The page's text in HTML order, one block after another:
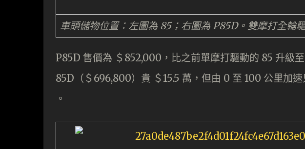
車頭儲物位置：左圖為 85；右圖為 P85D。雙摩打全輪
P85D 售價為 ＄852,000，比之前單摩打驅動的 85 升級
85D（＄696,800）貴 ＄15.5 萬，但由 0 至 100 公里加
。